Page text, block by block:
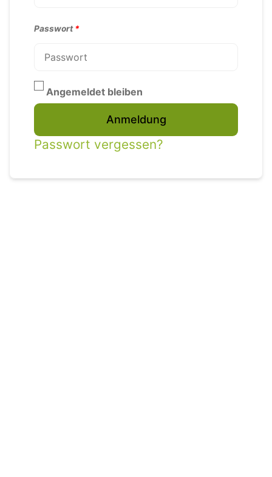
Passwort*
Angemeldet bleiben
Alternative:
Anmeldung
Passwort vergessen?